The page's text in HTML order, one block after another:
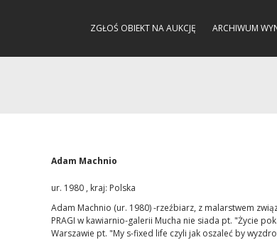
ZGŁOŚ OBIEKT NA AUKCJĘ ARCHIWUM
Adam Machnio
ur. 1980 , kraj: Polska
Adam Machnio (ur. 1980) -rzeźbiarz, z malarstwem
PRAGI w kawiarnio-galerii Mucha nie siada pt. "Życie
Warszawie pt. "My s-fixed life czyli jak oszaleć by